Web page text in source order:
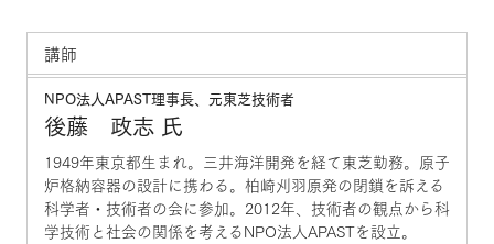
講師
NPO法人APAST理事長、元東芝技術者
後藤 政志 氏
1949年東京都生まれ。三井海洋開発を経て東芝勤務。原子
炉格納容器の設計に携わる。柏崎刈羽原発の閉鎖を訴える
科学者・技術者の会に参加。2012年、技術者の観点から科
学技術と社会の関係を考えるNPO法人APASTを設立。